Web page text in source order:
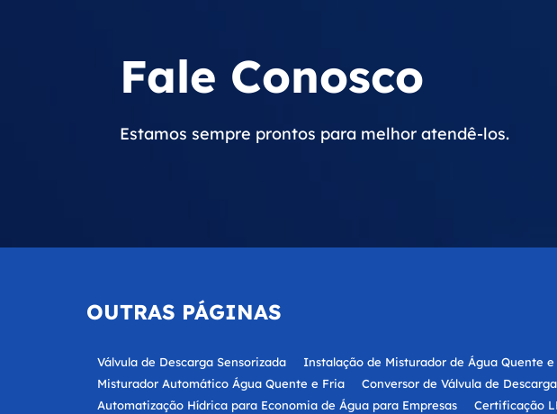
Fale Conosco
Estamos sempre prontos para melhor atendê-los.
OUTRAS PÁGINAS
Válvula de Descarga Sensorizada Instalação de Misturador de Água Quente e
Misturador Automático Água Quente e Fria
Conversor de Válvula de
Automatização Hídrica para Economia de Água para Empresas
Certificação